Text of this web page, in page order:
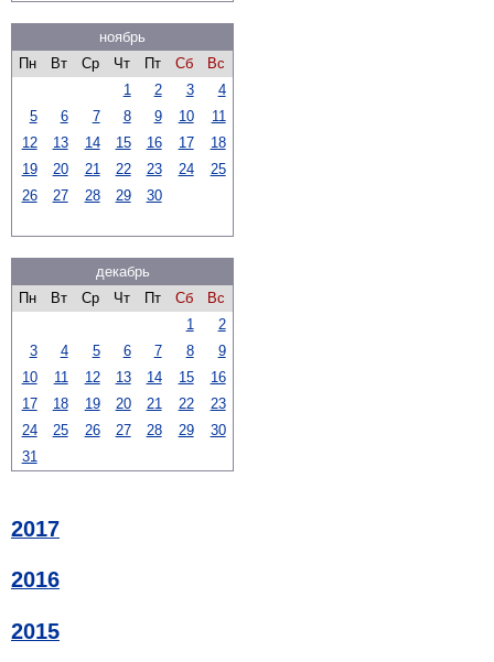
ноябрь
Пн
Вт Ср Чт Пт Сб
Вс
1
2 3
4
5
6 7 8 9 10
11
12
13 14 15 16 17
18
19
20 21 22 23 24
25
26
27 28 29 30
декабрь
Пн
Вт Ср Чт Пт Сб
Вс
1
2
3
4 5 6 7 8
9
10
11 12 13 14 15
16
17
18 19 20 21 22
23
24
25 26 27 28 29
30
31
2017
2016
2015